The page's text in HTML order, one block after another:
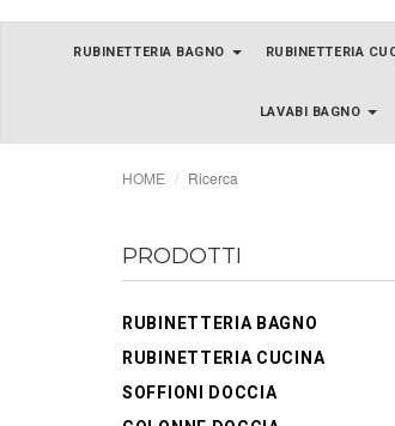
RUBINETTERIA BAGNO RUBINETTERIA
LAVABI BAGNO
HOME Ricerca
PRODOTTI
RUBINETTERIA BAGNO
RUBINETTERIA CUCINA
SOFFIONI DOCCIA